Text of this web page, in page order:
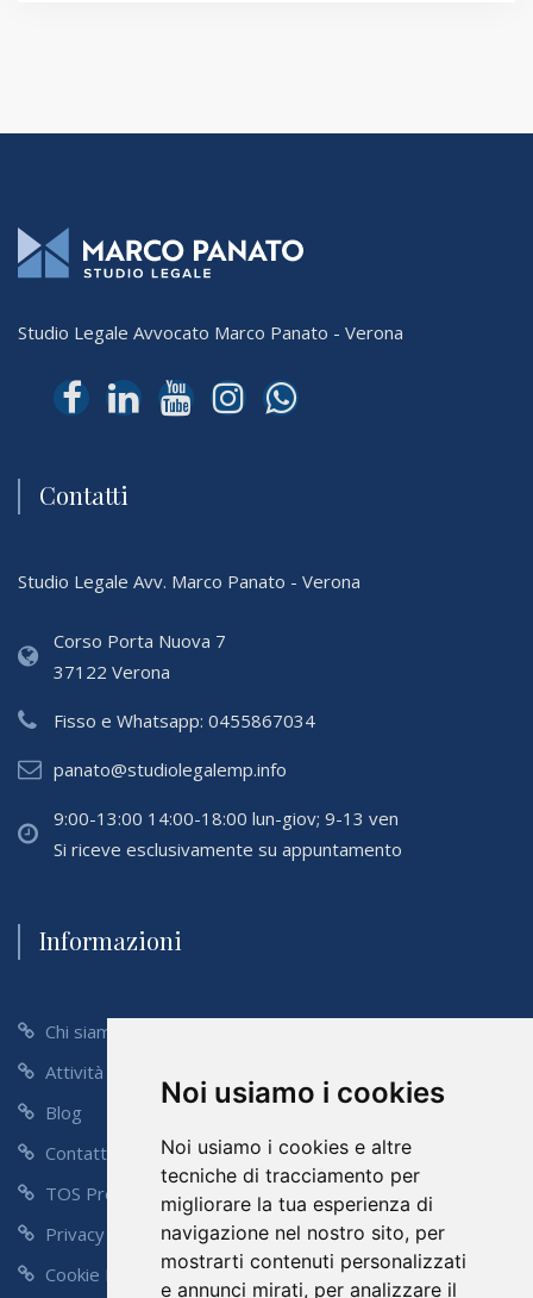
Noi usiamo i cookies
Noi usiamo i cookies e altre
tecniche di tracciamento per
migliorare la tua esperienza di
navigazione nel nostro sito, per
mostrarti contenuti personalizzati
e annunci mirati, per analizzare il
Studio Legale Avvocato Marco Panato - Verona
Contatti
Studio Legale Avv. Marco Panato - Verona
Corso Porta Nuova 7
37122 Verona
Fisso e Whatsapp: 0455867034
panato@studiolegalemp.info
9:00-13:00 14:00-18:00 lun-giov; 9-13 ven
Si riceve esclusivamente su appuntamento
Informazioni
Chi siamo
Attività
Blog
Contatti
TOS Preventivo
Privacy Policy
Cookie Policy